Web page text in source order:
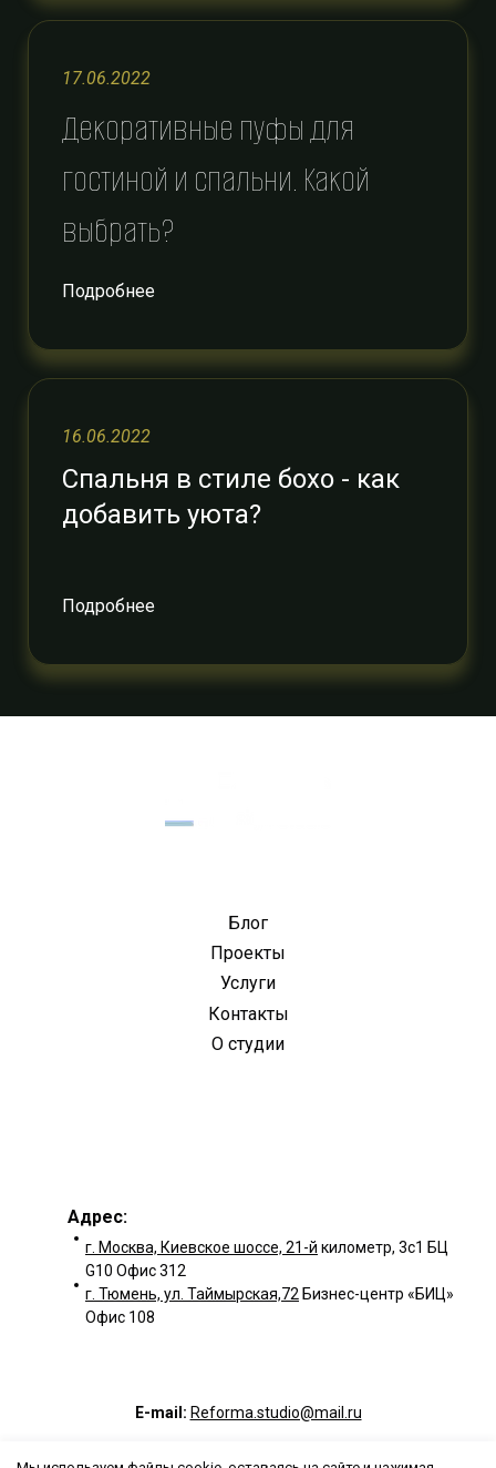
17.06.2022
Декоративные пуфы для
гостиной и спальни. Какой
выбрать?
Подробнее
16.06.2022
Спальня в стиле бохо - как
добавить уюта?
Подробнее
Блог
Проекты
Услуги
Контакты
О студии
Адрес:
г. Москва, Киевское шоссе, 21-й километр, 3с1 БЦ
G10 Офис 312
г. Тюмень, ул. Таймырская,72 Бизнес-центр «БИЦ»
Офис 108
E-mail: Reforma.studio@mail.ru